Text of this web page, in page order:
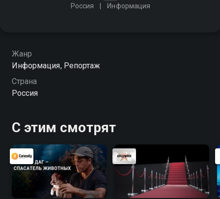
Россия Информация
Жанр
Информация, Репортаж
Страна
Россия
С этим смотрят